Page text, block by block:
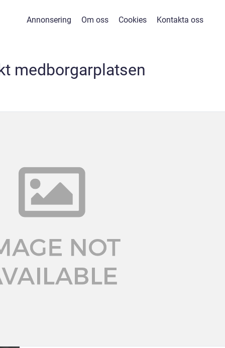
Annonsering Om oss Cookies Kontakta oss
medborgarplatsen